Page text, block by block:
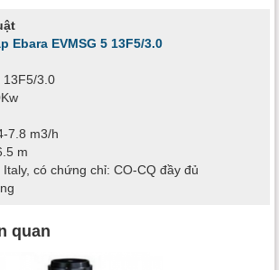
Ebara EVMSG 5 13F5/3.0
13F5/3.0
7.8 m3/h
m
có chứng chỉ: CO-CQ đầy đủ
quan